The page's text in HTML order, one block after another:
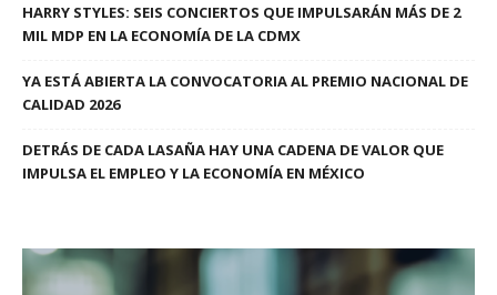
HARRY STYLES: SEIS CONCIERTOS QUE IMPULSARÁN MÁS DE 2
MIL MDP EN LA ECONOMÍA DE LA CDMX
YA ESTÁ ABIERTA LA CONVOCATORIA AL PREMIO NACIONAL DE
CALIDAD 2026
DETRÁS DE CADA LASAÑA HAY UNA CADENA DE VALOR QUE
IMPULSA EL EMPLEO Y LA ECONOMÍA EN MÉXICO